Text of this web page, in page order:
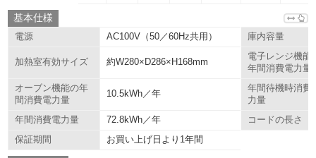
基本仕様
電源 AC100V（50／60Hz共用） 庫内容量
加熱室有効サイズ 約W280×D286×H168mm
電子レンジ機能
年間消費電力量
オーブン機能の年
間消費電力量
10.5kWh／年
年間待機時消費
力量
年間消費電力量
72.8kWh／年
コードの長さ
保証期間
お買い上げ日より1年間